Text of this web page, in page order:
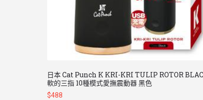
日本 Cat Punch K KRI-KRI TULIP ROTOR
軟的三指 10種模式愛撫震動器 黑色
$488